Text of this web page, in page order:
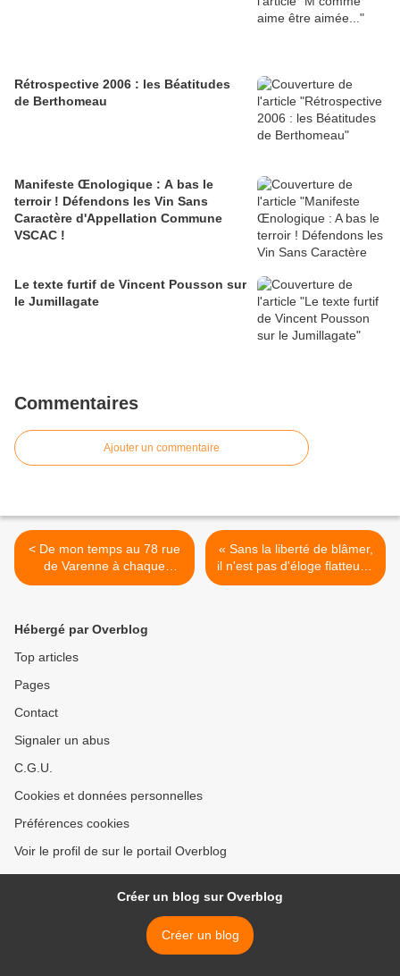
Rétrospective 2006 : les Béatitudes
de Berthomeau
Manifeste Œnologique : A bas le
terroir ! Défendons les Vin Sans
Caractère d'Appellation Commune
VSCAC !
Le texte furtif de Vincent Pousson sur
le Jumillagate
Commentaires
Ajouter un commentaire
< De mon temps au 78 rue
de Varenne à chaque
courrier de n’importe qui,
réception : tout se perd…
« Sans la liberté de blâmer,
il n'est pas d'éloge flatteur »
n‘en déplaise à Jay Miller,
Hébergé par Overblog
Top articles
Pages
Contact
Signaler un abus
C.G.U.
Cookies et données personnelles
Préférences cookies
Voir le profil de sur le portail Overblog
Créer un blog sur Overblog
Créer un blog